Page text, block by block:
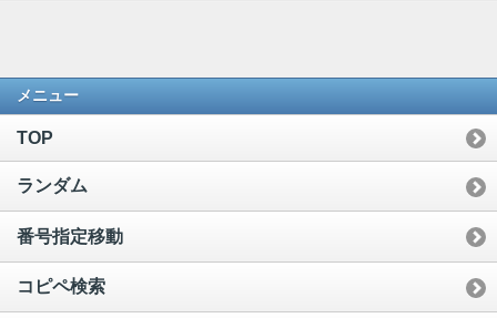
メニュー
TOP
ランダム
番号指定移動
コピペ検索